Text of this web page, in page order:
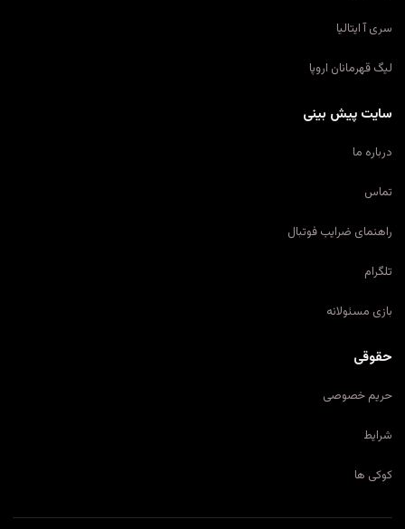
سری آ ایتالیا
لیگ قهرمانان اروپا
سایت پیش بینی
درباره ما
تماس
راهنمای ضرایب فوتبال
تلگرام
بازی مسئولانه
حقوقی
حریم خصوصی
شرایط
کوکی ها